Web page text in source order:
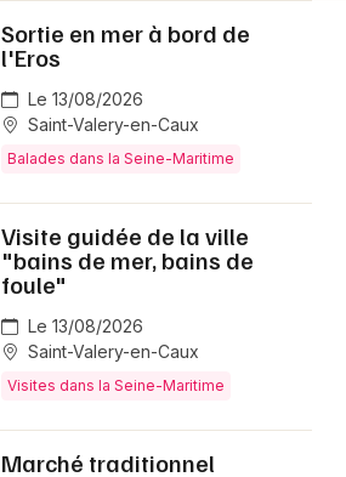
Sortie en mer à bord de
l'Eros
Le 13/08/2026
Saint-Valery-en-Caux
Balades dans la Seine-Maritime
Visite guidée de la ville
"bains de mer, bains de
foule"
Le 13/08/2026
Saint-Valery-en-Caux
Visites dans la Seine-Maritime
Marché traditionnel